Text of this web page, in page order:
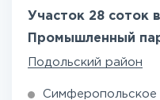
Участок 28 соток
Промышленный
Подольский район
Симферопольское